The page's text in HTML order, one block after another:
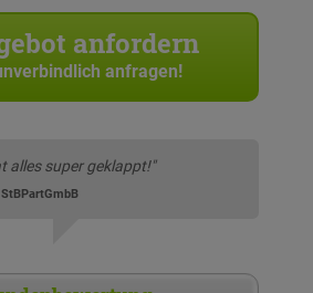
anfordern
anfragen!
alles super geklappt!"